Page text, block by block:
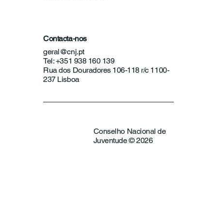
Contacta-nos
geral@cnj.pt
Tel: +351 938 160 139
Rua dos Douradores 106-118 r/c 1100-
237 Lisboa
Conselho Nacional de
Juventude © 2026